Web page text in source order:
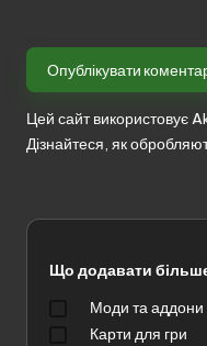
Цей сайт використовує
Дізнайтеся, як
Що додавати
Моди та аддони
Карти для гри